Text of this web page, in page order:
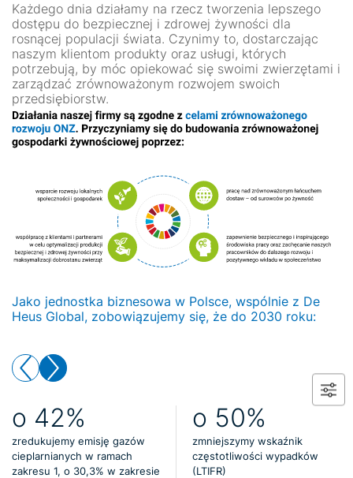
Każdego dnia działamy na rzecz tworzenia lepszego
dostępu do bezpiecznej i zdrowej żywności dla
rosnącej populacji świata. Czynimy to, dostarczając
naszym klientom produkty oraz usługi, których
potrzebują, by móc opiekować się swoimi zwierzętami i
zarządzać zrównoważonym rozwojem swoich
przedsiębiorstw.
Jako jednostka biznesowa w Polsce, wspólnie z De
Heus Global, zobowiązujemy się, że do 2030 roku:
o 42%
zredukujemy emisję gazów
cieplarnianych w ramach
zakresu 1, o 30,3% w zakresie
o 50%
zmniejszymy wskaźnik
częstotliwości wypadków
(LTIFR)